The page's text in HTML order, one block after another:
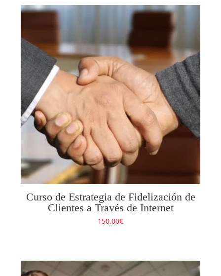
Curso de Estrategia de Fidelización de
Clientes a Través de Internet
150.00€